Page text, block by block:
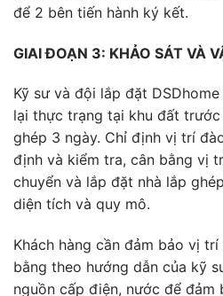
để 2 bên tiến hành ký kết.
GIAI ĐOẠN 3: KHẢO SÁT VÀ
Kỹ sư và đội lắp đặt
lại thực trạng tại khu đất trước
ghép 3 ngày. Chỉ định vị trí
định và kiểm tra, cân bằng vị
chuyển và lắp đặt nhà lắp
diện tích và quy mô.
Khách hàng cần đảm bảo vị
bằng theo hướng dẫn của kỹ
nguồn cấp điện, nước để